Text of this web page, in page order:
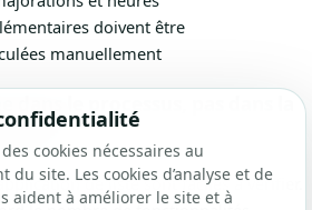
doivent être
manuellement
dans le processus, pas dans la
de liste sont faciles à vérifier.
cookies nécessaires au
du site. Les cookies d’analyse et de
aident à améliorer le site et à